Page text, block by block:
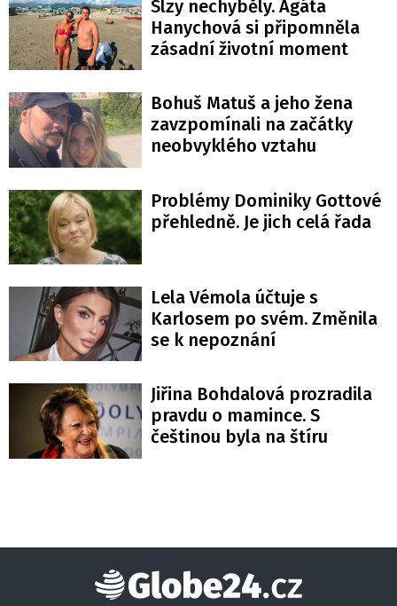
Slzy nechyběly. Agáta
Hanychová si připomněla
zásadní životní moment
Bohuš Matuš a jeho žena
zavzpomínali na začátky
neobvyklého vztahu
Problémy Dominiky Gottové
přehledně. Je jich celá řada
Lela Vémola účtuje s
Karlosem po svém. Změnila
se k nepoznání
Jiřina Bohdalová prozradila
pravdu o mamince. S
češtinou byla na štíru
Globe24